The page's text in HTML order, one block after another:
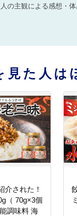
の主観による感想・
見た人は
介された！
（ 70g×3個
調味料 海